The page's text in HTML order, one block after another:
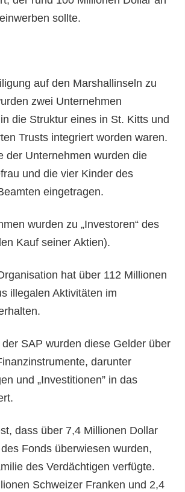
sollte.
auf den Marshallinseln zu
zwei Unternehmen
die Struktur eines in St. Kitts und
Trusts integriert worden waren.
der Unternehmen wurden die
und die vier Kinder des
eingetragen.
wurden zu „Investoren“ des
Kauf seiner Aktien).
hat über 112 Millionen
illegalen Aktivitäten im
SAP wurden diese Gelder über
darunter
und „Investitionen” in das
dass über 7,4 Millionen Dollar
Fonds überwiesen wurden,
des Verdächtigen verfügte.
Schweizer Franken und 2,4